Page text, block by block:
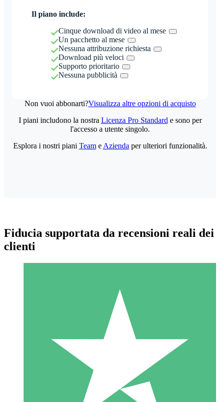
Il piano include:
Cinque download di video al mese
Un pacchetto al mese
Nessuna attribuzione richiesta
Download più veloci
Supporto prioritario
Nessuna pubblicità
Non vuoi abbonarti?Visualizza altre opzioni di acquisto
Pacchetti di Crediti Individuali
Paga a consumo con crediti di download. Nessun impegno
1 Download
10
I piani includono la nostra Licenza Pro Standard e sono per
l'accesso a utente singolo.
Esplora i nostri piani Teame Azienda per ulteriori funzionalità.
Fiducia supportata da recensioni reali dei
clienti